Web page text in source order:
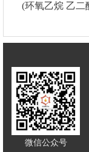
(环氧乙烷 乙二
微信公众号